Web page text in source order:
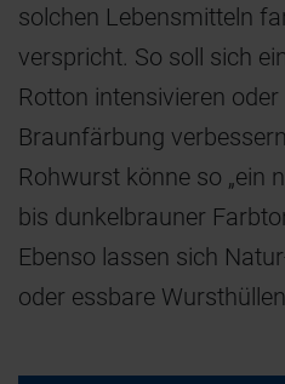
solchen Lebensmitteln
verspricht. So soll sich
Rotton intensivieren
Braunfärbung
Rohwurst könne so „ein
bis dunkelbrauner
Ebenso lassen sich
oder essbare